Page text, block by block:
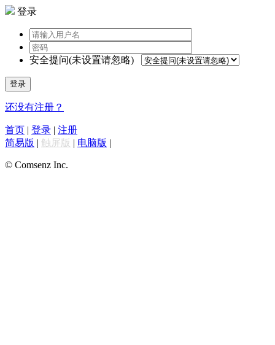
登录
安全提问(未设置请忽略)
登录
还没有注册？
首页 | 登录 | 注册
简易版 | 触屏版 | 电脑版 |
© Comsenz Inc.